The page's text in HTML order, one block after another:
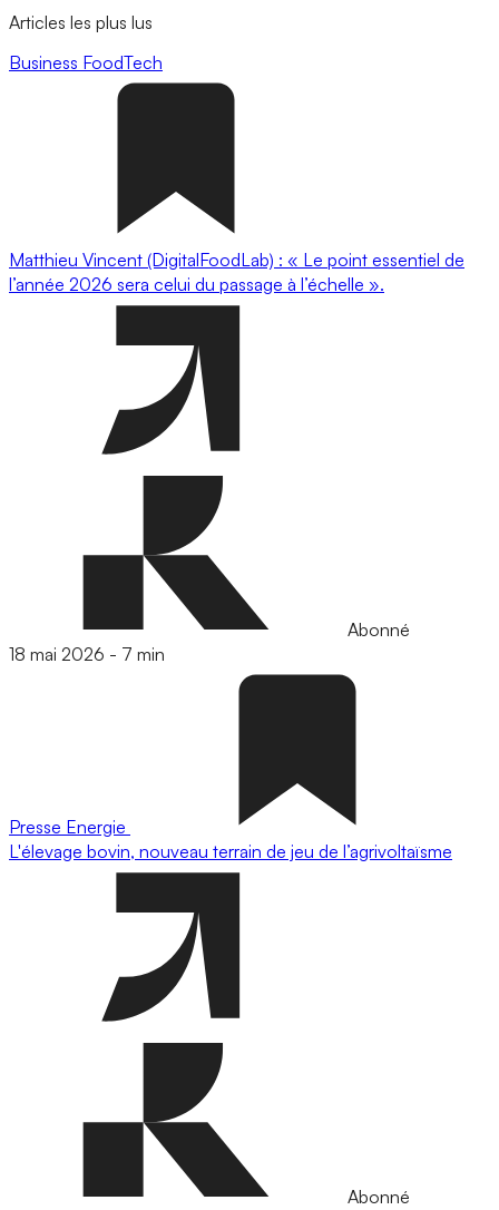
Articles les plus lus
Business FoodTech
Matthieu Vincent (DigitalFoodLab) : « Le point essentiel de
l’année 2026 sera celui du passage à l’échelle ».
Abonné
18 mai 2026 - 7 min
Presse Energie
L'élevage bovin, nouveau terrain de jeu de l’agrivoltaïsme
Abonné